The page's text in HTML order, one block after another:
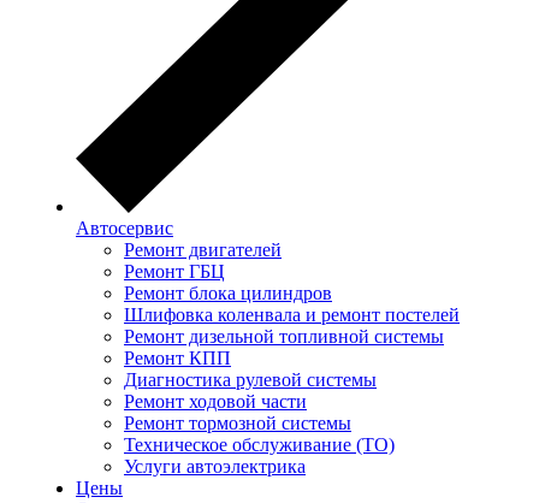
Автосервис
Ремонт двигателей
Ремонт ГБЦ
Ремонт блока цилиндров
Шлифовка коленвала и ремонт постелей
Ремонт дизельной топливной системы
Ремонт КПП
Диагностика рулевой системы
Ремонт ходовой части
Ремонт тормозной системы
Техническое обслуживание (ТО)
Услуги автоэлектрика
Цены